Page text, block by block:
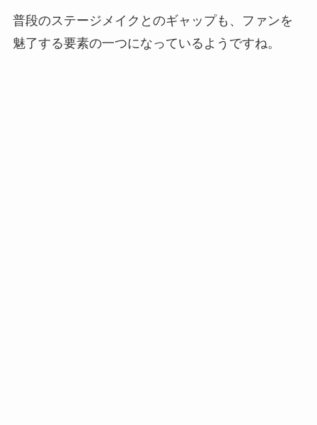
普段のステージメイクとのギャップも、ファンを
魅了する要素の一つになっているようですね。